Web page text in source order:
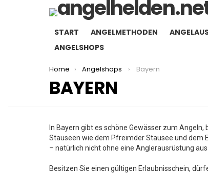
START ANGELMETHODEN
ANGELSHOPS
You are here:
Home Angelshops Bayern
BAYERN
In Bayern gibt es schöne Gewässer zum
Stauseen wie dem Pfreimder Stausee und dem
– natürlich nicht ohne eine Anglerausrüstung
Besitzen Sie einen gültigen Erlaubnisschein,